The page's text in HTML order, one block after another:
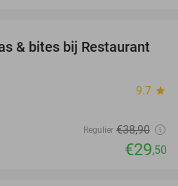
24%
& bites bij Restaurant
9.7 star
Regulier €38,90
€29,50